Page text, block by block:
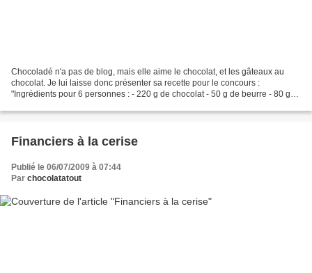
Chocoladé n'a pas de blog, mais elle aime le chocolat, et les gâteaux au
chocolat. Je lui laisse donc présenter sa recette pour le concours :
"Ingrédients pour 6 personnes : - 220 g de chocolat - 50 g de beurre - 80 g
Financiers à la cerise
Publié le 06/07/2009 à 07:44
Par chocolatatout